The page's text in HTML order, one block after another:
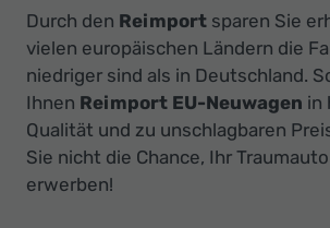
Durch den Reimport sparen Sie
vielen europäischen Ländern die
niedriger sind als in Deutschland.
Ihnen Reimport EU-Neuwagen in
Qualität und zu unschlagbaren
Sie nicht die Chance, Ihr
erwerben!